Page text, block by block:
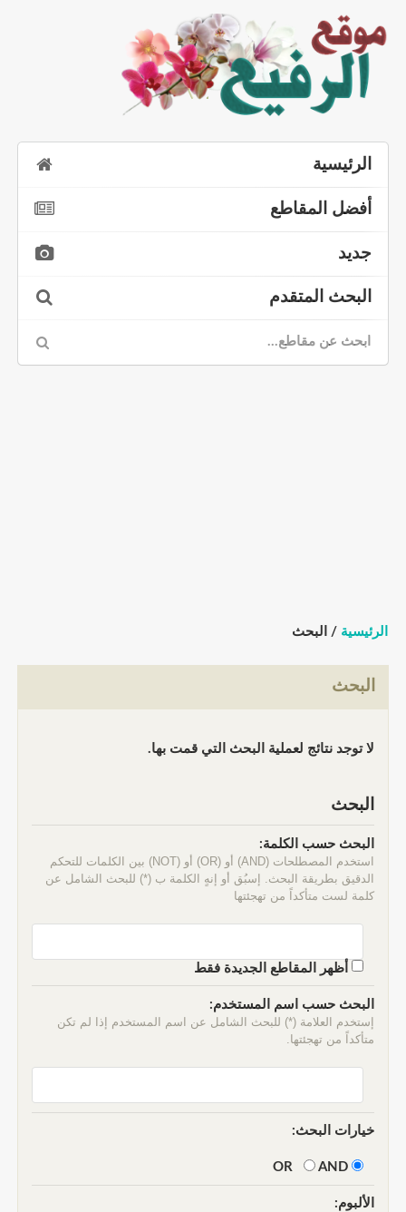
الرئيسية
أفضل المقاطع
جديد
البحث المتقدم
الرئيسية / البحث
البحث
لا توجد نتائج لعملية البحث التي قمت بها.
البحث
البحث حسب الكلمة:
استخدم المصطلحات (AND) أو (OR) أو (NOT) بين الكلمات للتحكم
الدقيق بطريقة البحث. إسبُق أو إنهٍ الكلمة ب (*) للبحث الشامل عن
كلمة لست متأكداً من تهجئتها
أظهر المقاطع الجديدة فقط
البحث حسب اسم المستخدم:
إستخدم العلامة (*) للبحث الشامل عن اسم المستخدم إذا لم تكن
متأكداً من تهجئتها.
خيارات البحث:
AND
الألبوم: